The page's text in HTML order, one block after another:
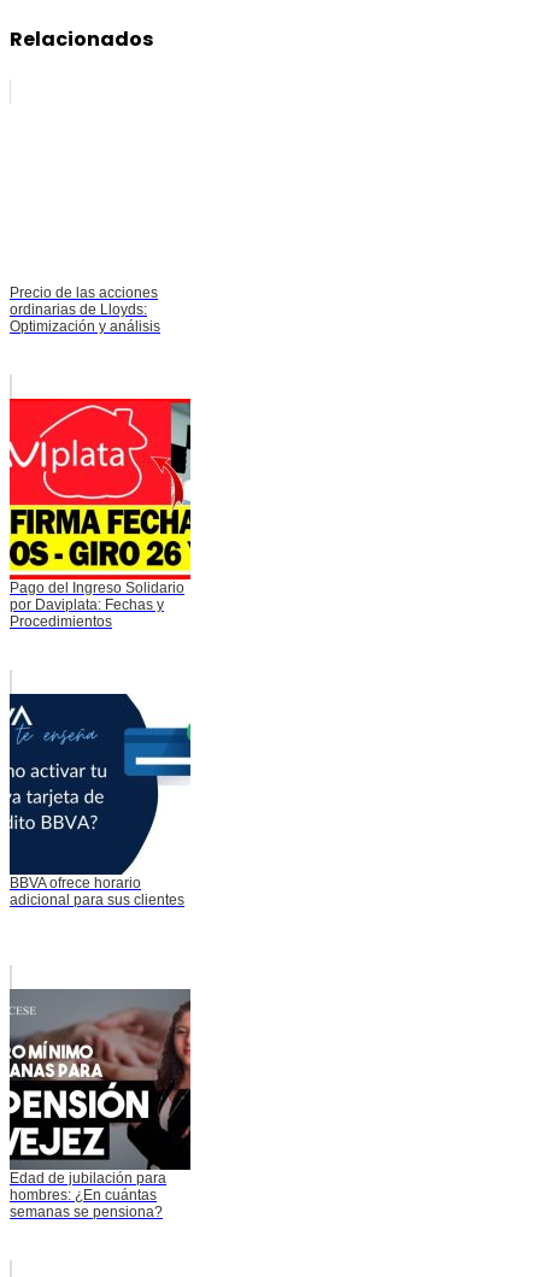
Relacionados
Precio de las acciones
ordinarias de Lloyds:
Optimización y análisis
Pago del Ingreso Solidario
por Daviplata: Fechas y
Procedimientos
BBVA ofrece horario
adicional para sus clientes
Edad de jubilación para
hombres: ¿En cuántas
semanas se pensiona?